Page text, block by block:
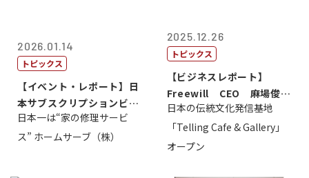
2026.01.14
トピックス
【イベント・レポート】日
本サブスクリプションビジ
ネス大賞20...
日本一は“家の修理サービ
ス” ホームサーブ（株）
2025.12.26
トピックス
【ビジネスレポート】
Freewill CEO 麻場俊行
氏
日本の伝統文化発信基地
「Telling Cafe & Gallery」
オープン